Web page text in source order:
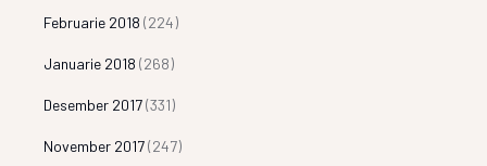
Februarie 2018 (224)
Januarie 2018 (268)
Desember 2017(331)
November 2017(247)